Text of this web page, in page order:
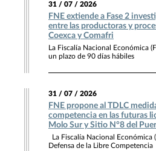
31 / 07 / 2026
FNE extiende a Fase 2
entre las productoras y
Coexca y Comafri
La Fiscalía Nacional Económica
un plazo de 90 días hábiles
31 / 07 / 2026
FNE propone al TDLC
competencia en las futuras
Molo Sur y Sitio N°8 del
La Fiscalía Nacional Económica
Defensa de la Libre Competencia